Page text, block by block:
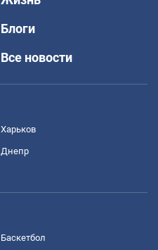
Блоги
Все новости
Харьков
Днепр
Баскетбол